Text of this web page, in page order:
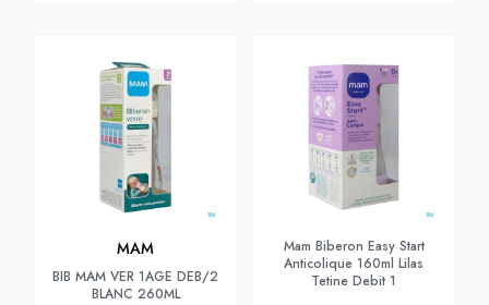
MAM
BIB MAM VER 1AGE DEB/2
BLANC 260ML
Mam Biberon Easy Start
Anticolique 160ml Lilas
Tetine Debit 1